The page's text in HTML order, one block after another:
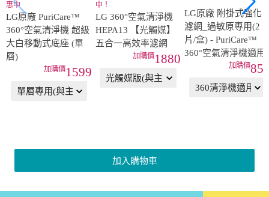
惠中
LG原廠 PuriCare™
360°空氣清淨機 超級
大白移動式底座 (單
層)
1599
中！
LG 360°空氣清淨機
HEPA13 【光觸媒】
五合一高效率濾網
1880
LG原廠 附掛式強化
濾網_過敏原專用(2
片/盒) - PuriCare™
360°空氣清淨機適用
加入購物車